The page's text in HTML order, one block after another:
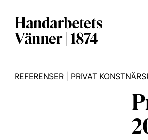
Main Navigation
REFERENSER PRIVAT